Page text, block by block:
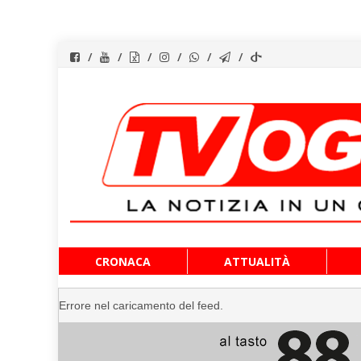
al
contenuto
CRONACA ATTUALITÀ
Errore nel caricamento del feed.